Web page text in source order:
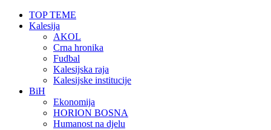
TOP TEME
Kalesija
AKOL
Crna hronika
Fudbal
Kalesijska raja
Kalesijske institucije
BiH
Ekonomija
HORION BOSNA
Humanost na djelu